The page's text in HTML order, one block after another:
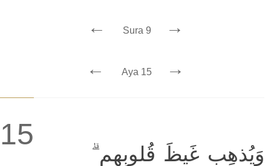
← Sura 9 →
← Aya 15 →
15
وَيُذهِب غَيظَ قُلوبِهِم ۗ